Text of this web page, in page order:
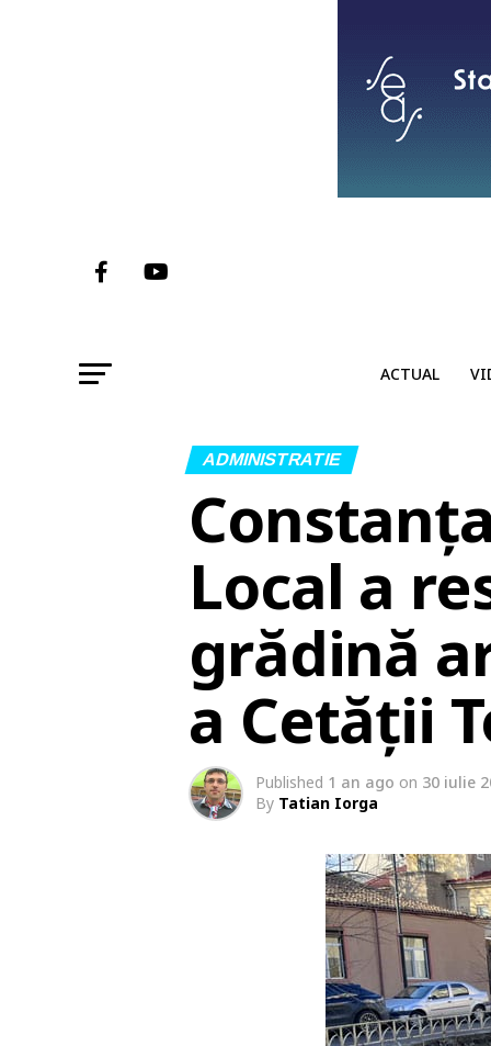
ACTUAL
ADMINISTRATIE
Local a
grădină
a Cetății
Published 1 an ago on 30 iulie
By Tatian Iorga